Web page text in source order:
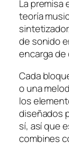
La premisa
teoría
de sonido
encarga
Cada
o una
los
diseñados
sí, así que
combines